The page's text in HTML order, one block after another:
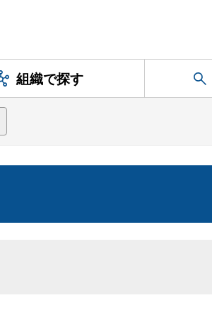
組織で探す